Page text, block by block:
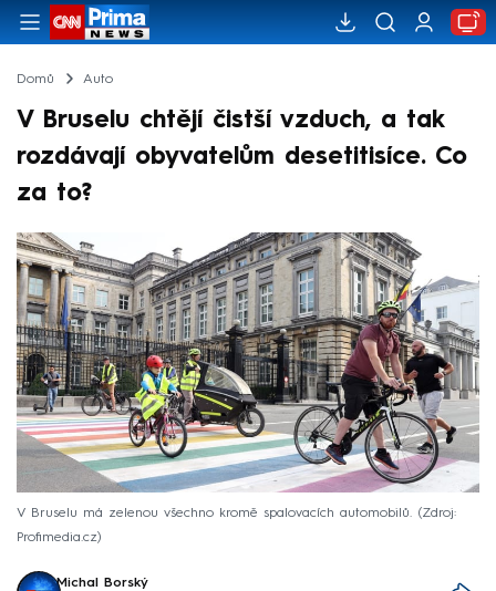
Domů Auto
V Bruselu chtějí čistší vzduch, a tak
rozdávají obyvatelům desetitisíce. Co
za to?
V Bruselu má zelenou všechno kromě spalovacích automobilů.
Zdroj:
Profimedia.cz
Michal Borský